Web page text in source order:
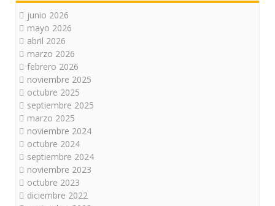
junio 2026
mayo 2026
abril 2026
marzo 2026
febrero 2026
noviembre 2025
octubre 2025
septiembre 2025
marzo 2025
noviembre 2024
octubre 2024
septiembre 2024
noviembre 2023
octubre 2023
diciembre 2022